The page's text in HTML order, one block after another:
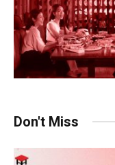
Don't Miss